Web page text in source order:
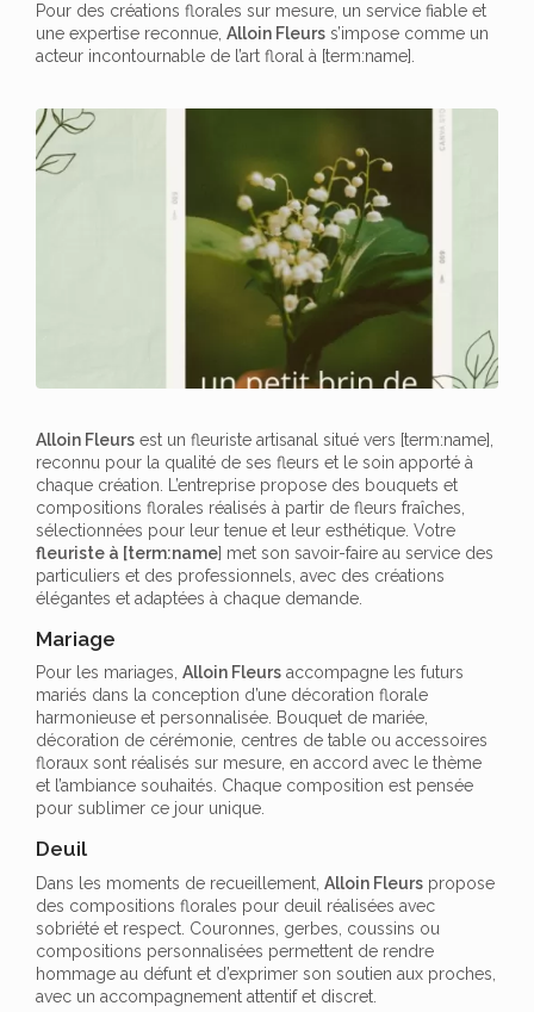
Pour des créations florales sur mesure, un service fiable et
une expertise reconnue, Alloin Fleurs s’impose comme un
acteur incontournable de l’art floral à [term:name].
Alloin Fleurs est un fleuriste artisanal situé vers [term:name],
reconnu pour la qualité de ses fleurs et le soin apporté à
chaque création. L’entreprise propose des bouquets et
compositions florales réalisés à partir de fleurs fraîches,
sélectionnées pour leur tenue et leur esthétique. Votre
fleuriste à [term:name] met son savoir-faire au service des
particuliers et des professionnels, avec des créations
élégantes et adaptées à chaque demande.
Mariage
Pour les mariages, Alloin Fleurs accompagne les futurs
mariés dans la conception d’une décoration florale
harmonieuse et personnalisée. Bouquet de mariée,
décoration de cérémonie, centres de table ou accessoires
floraux sont réalisés sur mesure, en accord avec le thème
et l’ambiance souhaités. Chaque composition est pensée
pour sublimer ce jour unique.
Deuil
Dans les moments de recueillement, Alloin Fleurs propose
des compositions florales pour deuil réalisées avec
sobriété et respect. Couronnes, gerbes, coussins ou
compositions personnalisées permettent de rendre
hommage au défunt et d’exprimer son soutien aux proches,
avec un accompagnement attentif et discret.